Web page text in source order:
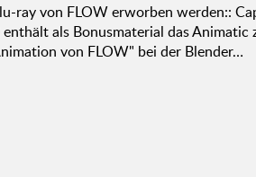
ray von FLOW erworben werden::
als Bonusmaterial das Animatic
von FLOW" bei der Blender…